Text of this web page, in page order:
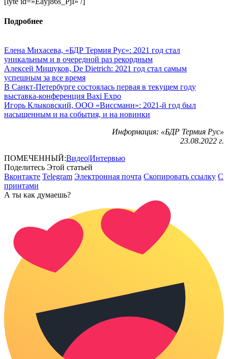
Подробнее
Елена Михасева, «БДР Термия Рус»: 2021 год стал
уникальным и в очередной раз рекордным
Алексей Мишуков, De Dietrich: 2021 год стал самым
успешным за все время
В Санкт-Петербурге состоялась первая в текущем году
выставка-конференция Baxi Expo
Игорь Клыковский, ООО «Виссманн»: 2021-й год был
насыщенным и на события, и на новинки
Информация: «БДР Термия Рус»
23.08.2022 г.
ПОМЕЧЕННЫЙ:Видео|Интервью
Поделитесь Этой статьей
Вконтакте Telegram Электронная почта Скопировать ссылку С
принтами
А ты как думаешь?